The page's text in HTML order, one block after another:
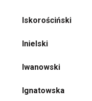
Iskorościński
Inielski
Iwanowski
Ignatowska